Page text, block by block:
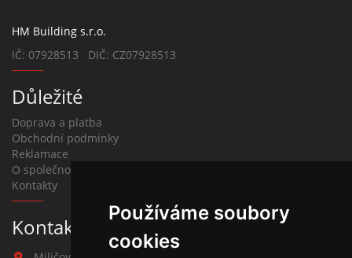
Používáme soubory
cookies
HM Building s.r.o.
IČ: 07928513 DIČ: CZ07928513
Důležité
Doprava a platba
Obchodní podmínky
Reklamace
O společnosti
Kontakty
Kontakt na závlahy